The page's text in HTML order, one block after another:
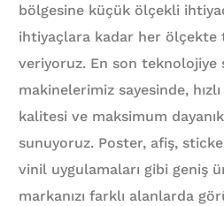
bölgesine küçük ölçekli
ihtiyaçlara kadar her ölçekte
veriyoruz. En son teknolojiye
makinelerimiz sayesinde,
kalitesi ve maksimum
sunuyoruz. Poster, afiş,
vinil uygulamaları gibi geniş
markanızı farklı alanlarda